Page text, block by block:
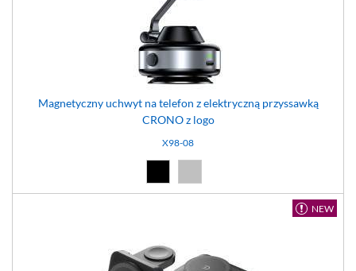
Magnetyczny uchwyt na telefon z elektryczną przyssawką
CRONO z logo
X98-08
NEW